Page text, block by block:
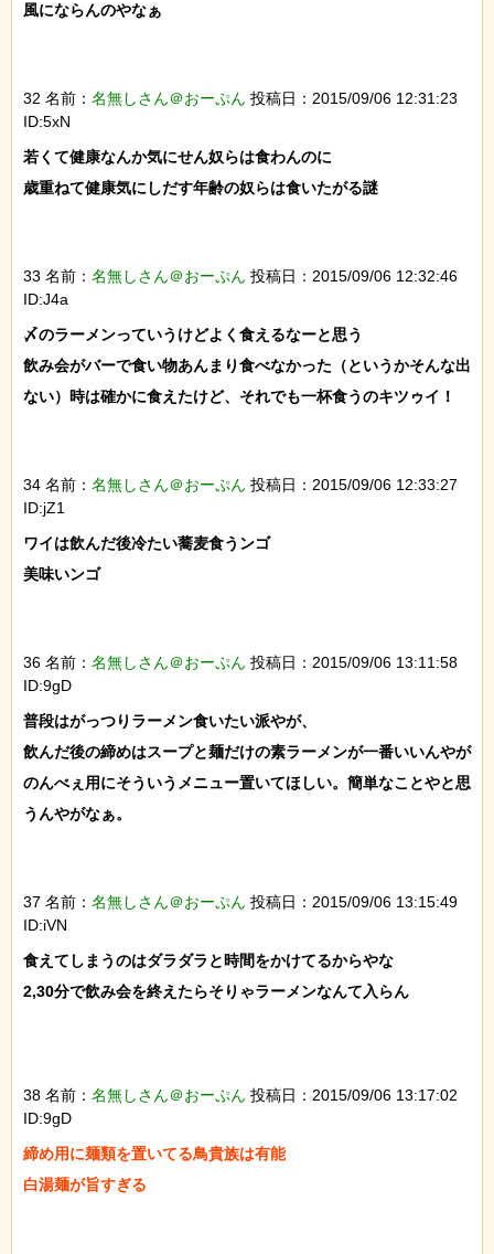
風にならんのやなぁ
32 名前： 名無しさん＠おーぷん 投稿日：2015/09/06 12:31:23
ID:5xN
若くて健康なんか気にせん奴らは食わんのに
歳重ねて健康気にしだす年齢の奴らは食いたがる謎
33 名前： 名無しさん＠おーぷん 投稿日：2015/09/06 12:32:46
ID:J4a
〆のラーメンっていうけどよく食えるなーと思う
飲み会がバーで食い物あんまり食べなかった（というかそんな出
ない）時は確かに食えたけど、それでも一杯食うのキツゥイ！
34 名前： 名無しさん＠おーぷん 投稿日：2015/09/06 12:33:27
ID:jZ1
ワイは飲んだ後冷たい蕎麦食うンゴ
美味いンゴ
36 名前： 名無しさん＠おーぷん 投稿日：2015/09/06 13:11:58
ID:9gD
普段はがっつりラーメン食いたい派やが、
飲んだ後の締めはスープと麺だけの素ラーメンが一番いいんやが
のんべぇ用にそういうメニュー置いてほしい。簡単なことやと思
うんやがなぁ。
37 名前： 名無しさん＠おーぷん 投稿日：2015/09/06 13:15:49
ID:iVN
食えてしまうのはダラダラと時間をかけてるからやな
2,30分で飲み会を終えたらそりゃラーメンなんて入らん
38 名前： 名無しさん＠おーぷん 投稿日：2015/09/06 13:17:02
ID:9gD
締め用に麺類を置いてる鳥貴族は有能
白湯麺が旨すぎる